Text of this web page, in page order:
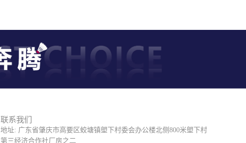
联系我们
地址: 广东省肇庆市高要区蛟塘镇塱下村委会办公楼北侧800米塱下村
第三经济合作社厂房之二